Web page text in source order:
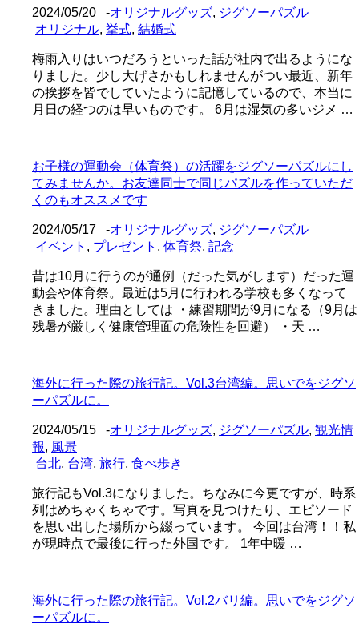
2024/05/20 -オリジナルグッズ, ジグソーパズル
オリジナル, 挙式, 結婚式
梅雨入りはいつだろうといった話が社内で出るようにな
りました。少し大げさかもしれませんがつい最近、新年
の挨拶を皆でしていたように記憶しているので、本当に
月日の経つのは早いものです。 6月は湿気の多いジメ …
お子様の運動会（体育祭）の活躍をジグソーパズルにし
てみませんか。お友達同士で同じパズルを作っていただ
くのもオススメです
2024/05/17 -オリジナルグッズ, ジグソーパズル
イベント , プレゼント , 体育祭, 記念
昔は10月に行うのが通例（だった気がします）だった運
動会や体育祭。最近は5月に行われる学校も多くなって
きました。理由としては ・練習期間が9月になる（9月は
残暑が厳しく健康管理面の危険性を回避） ・天 …
海外に行った際の旅行記。Vol.3台湾編。思いでをジグソ
ーパズルに。
2024/05/15 -オリジナルグッズ, ジグソーパズル, 観光情
報, 風景
台北, 台湾, 旅行, 食べ歩き
旅行記もVol.3になりました。ちなみに今更ですが、時系
列はめちゃくちゃです。写真を見つけたり、エピソード
を思い出した場所から綴っています。 今回は台湾！！私
が現時点で最後に行った外国です。 1年中暖 …
海外に行った際の旅行記。Vol.2バリ編。思いでをジグソ
ーパズルに。